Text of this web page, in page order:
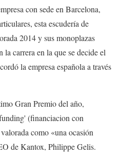
con sede en Barcelona,
esta escudería de
2014 y sus monoplazas
carrera en la que se decide el
la empresa española a través
Gran Premio del año,
(financiacion con
como «una ocasión
de Kantox, Philippe Gelis.